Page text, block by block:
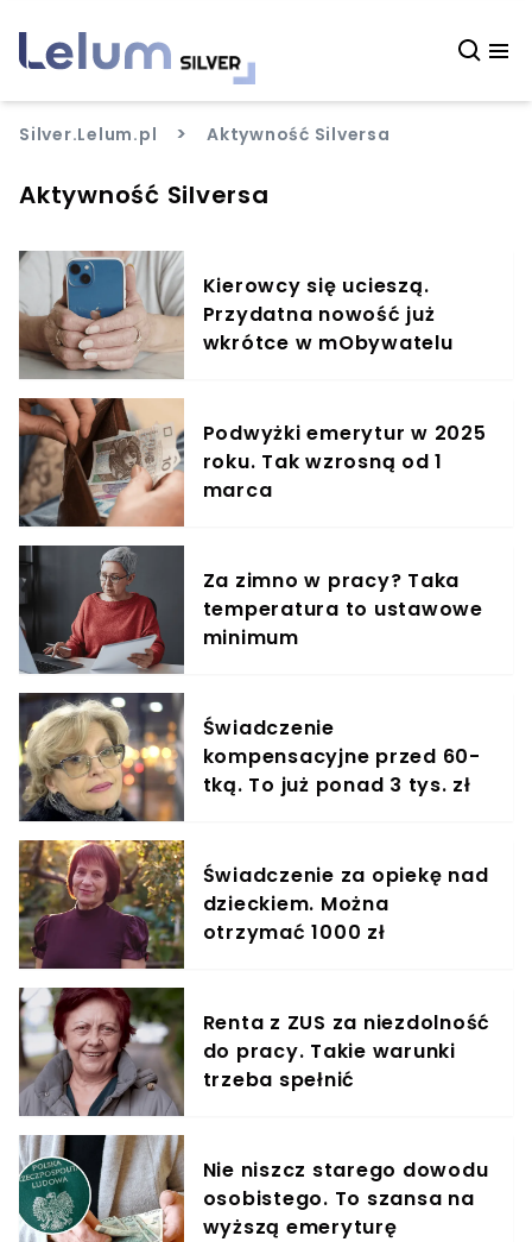
Silver.Lelum.pl > Aktywność Silversa
Aktywność Silversa
Kierowcy się ucieszą.
Przydatna nowość już
wkrótce w mObywatelu
Podwyżki emerytur w 2025
roku. Tak wzrosną od 1
marca
Za zimno w pracy? Taka
temperatura to ustawowe
minimum
Świadczenie
kompensacyjne przed 60-
tką. To już ponad 3 tys. zł
Świadczenie za opiekę nad
dzieckiem. Można
otrzymać 1000 zł
Renta z ZUS za niezdolność
do pracy. Takie warunki
trzeba spełnić
Nie niszcz starego dowodu
osobistego. To szansa na
wyższą emeryturę